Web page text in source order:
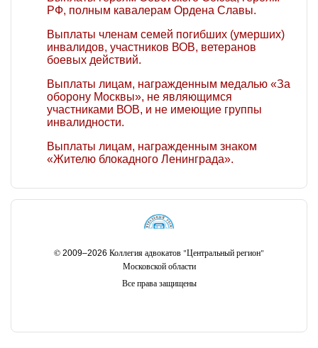
РФ, полным кавалерам Ордена Славы.
Выплаты членам семей погибших (умерших)
инвалидов, участников ВОВ, ветеранов
боевых действий.
Выплаты лицам, награжденным медалью «За
оборону Москвы», не являющимся
участниками ВОВ, и не имеющие группы
инвалидности.
Выплаты лицам, награжденным знаком
«Жителю блокадного Ленинграда».
© 2009–2026 Коллегия адвокатов "Центральный регион"
Московской области
Все права защищены